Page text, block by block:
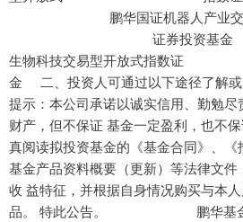
鹏华国证机器人产业交易
证券投资基金
生物科技交易型开放式
金 二、投资人可通过以下途径了解
提示：本公司承诺以诚实信用、勤勉
财产，但不保证 基金一定盈利，也不
真阅读拟投资基金的《基金合同》、《
基金产品资料概要（更新）等法律文
收 益特征，并根据自身情况购买与本
品。 特此公告。 鹏华基金